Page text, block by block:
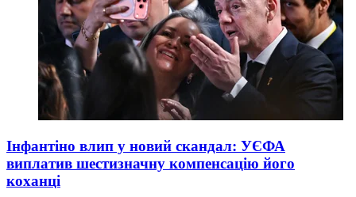
Інфантіно влип у новий скандал: УЄФА
виплатив шестизначну компенсацію його
коханці